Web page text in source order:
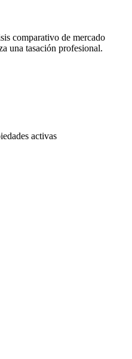
comparativo de mercado
una tasación profesional.
activas